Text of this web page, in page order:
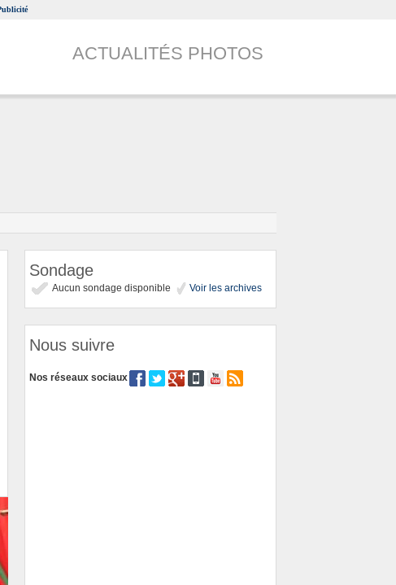
ACTUALITÉS PHOTOS
Sondage
Aucun sondage disponible Voir les archives
Nous suivre
Nos réseaux sociaux